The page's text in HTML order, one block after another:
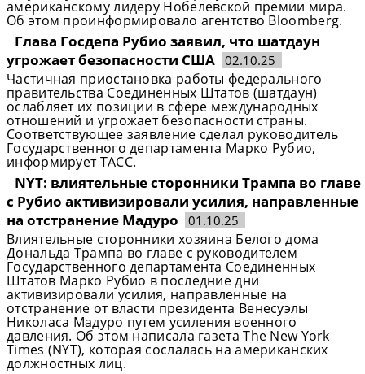
американскому лидеру Нобелевской премии мира.
Об этом проинформировало агентство Bloomberg.
Глава Госдепа Рубио заявил, что шатдаун
угрожает безопасности США 02.10.25
Частичная приостановка работы федерального
правительства Соединенных Штатов (шатдаун)
ослабляет их позиции в сфере международных
отношений и угрожает безопасности страны.
Соответствующее заявление сделал руководитель
Государственного департамента Марко Рубио,
информирует ТАСС.
NYT: влиятельные сторонники Трампа во главе
с Рубио активизировали усилия, направленные
на отстранение Мадуро
01.10.25
Влиятельные сторонники хозяина Белого дома
Дональда Трампа во главе с руководителем
Государственного департамента Соединенных
Штатов Марко Рубио в последние дни
активизировали усилия, направленные на
отстранение от власти президента Венесуэлы
Николаса Мадуро путем усиления военного
давления. Об этом написала газета The New York
Times (NYT), которая сослалась на американских
должностных лиц.